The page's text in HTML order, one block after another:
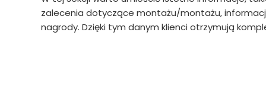
zalecenia dotyczące montażu/montażu,
nagrody. Dzięki tym danym klienci otrzymują